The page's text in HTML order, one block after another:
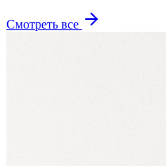
Смотреть все